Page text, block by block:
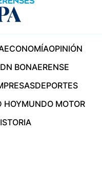
ECONOMÍAOPINIÓN
BONAERENSE
DEPORTES
HOYMUNDO MOTOR